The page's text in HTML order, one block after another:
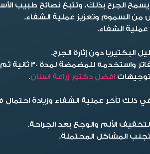
الجرح بذلك، وتتبع نصائح طبيب
من السموم وتعزيز عملية الشفاء.
الشفاء.
دون إثارة الجرح.
افضل دكتور زراعة اسنان.
تأخر عملية الشفاء وزيادة احتمال
الألم والوجع بعد الجراحة.
المشاكل المحتملة.